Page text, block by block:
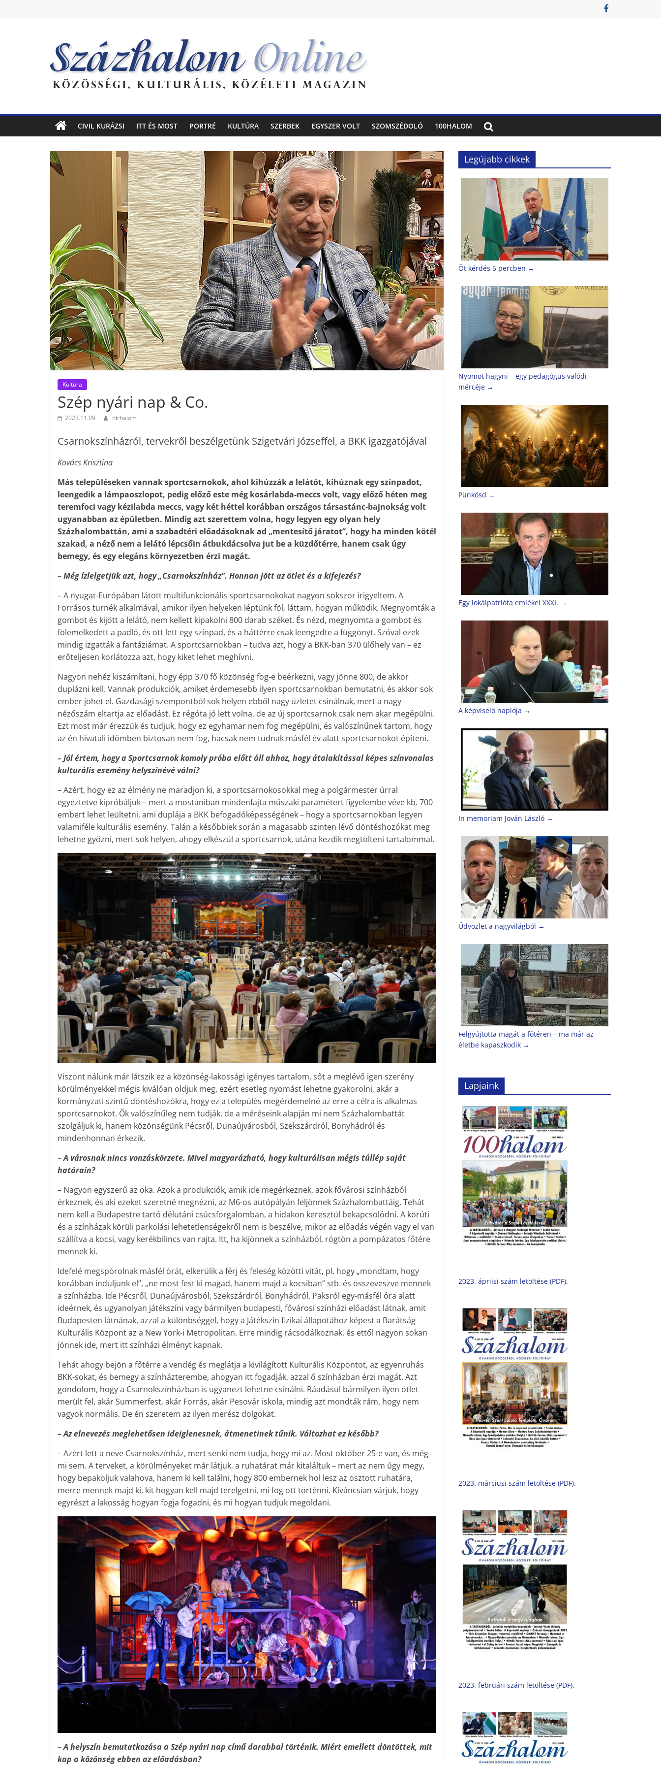
Százhalom
CIVIL KURÁZSI ITT ÉS MOST PORTRÉ KULTÚRA SZERBEK EGYSZER VOLT SZOMSZÉDOLÓ 100HALOM
Kultúra
Szép nyári nap & Co.
2023.11.09. hirhalom
Csarnokszínházról, tervekről beszélgetünk Szigetvári Józseffel, a BKK igazgatójával
Kovács Krisztina
Más településeken vannak sportcsarnokok, ahol kihúzzák a lelátót, kihúznak egy színpadot,
leengedik a lámpaoszlopot, pedig előző este még kosárlabda-meccs volt, vagy előző héten meg
teremfoci vagy kézilabda meccs, vagy két héttel korábban országos társastánc-bajnokság volt
ugyanabban az épületben. Mindig azt szerettem volna, hogy legyen egy olyan hely
Százhalombattán, ami a szabadtéri előadásoknak ad „mentesítő járatot”, hogy ha minden kötél
szakad, a néző nem a lelátó lépcsőin átbukdácsolva jut be a küzdőtérre, hanem csak úgy
bemegy, és egy elegáns környezetben érzi magát.
– Még ízlelgetjük azt, hogy „Csarnokszínház”. Honnan jött az ötlet és a kifejezés?
– A nyugat-Európában látott multifunkcionális sportcsarnokokat nagyon sokszor irigyeltem. A
Forrásos turnék alkalmával, amikor ilyen helyeken léptünk föl, láttam, hogyan működik. Megnyomták a
gombot és kijött a lelátó, nem kellett kipakolni 800 darab széket. És nézd, megnyomta a gombot és
fölemelkedett a padló, és ott lett egy színpad, és a háttérre csak leengedte a függönyt. Szóval ezek
mindig izgatták a fantáziámat. A sportcsarnokban – tudva azt, hogy a BKK-ban 370 ülőhely van – ez
erőteljesen korlátozza azt, hogy kiket lehet meghívni.
Nagyon nehéz kiszámítani, hogy épp 370 fő közönség fog-e beérkezni, vagy jönne 800, de akkor
duplázni kell. Vannak produkciók, amiket érdemesebb ilyen sportcsarnokban bemutatni, és akkor sok
ember jöhet el. Gazdasági szempontból sok helyen ebből nagy üzletet csinálnak, mert a nagy
nézőszám eltartja az előadást. Ez régóta jó lett volna, de az új sportcsarnok csak nem akar megépülni.
Ezt most már érezzük és tudjuk, hogy ez egyhamar nem fog megépülni, és valószínűnek tartom, hogy
az én hivatali időmben biztosan nem fog, hacsak nem tudnak másfél év alatt sportcsarnokot építeni.
– Jól értem, hogy a Sportcsarnok komoly próba előtt áll ahhoz, hogy átalakítással képes színvonalas
kulturális esemény helyszínévé válni?
– Azért, hogy ez az élmény ne maradjon ki, a sportcsarnokosokkal meg a polgármester úrral
egyeztetve kipróbáljuk – mert a mostaniban mindenfajta műszaki paramétert figyelembe véve kb. 700
embert lehet leültetni, ami duplája a BKK befogadóképességének – hogy a sportcsarnokban legyen
valamiféle kulturális esemény. Talán a későbbiek során a magasabb szinten lévő döntéshozókat meg
lehetne győzni, mert sok helyen, ahogy elkészül a sportcsarnok, utána kezdik megtölteni tartalommal.
Viszont nálunk már látszik ez a közönség-lakossági igényes tartalom, sőt a meglévő igen szerény
körülményekkel mégis kiválóan oldjuk meg, ezért esetleg nyomást lehetne gyakorolni, akár a
kormányzati szintű döntéshozókra, hogy ez a település megérdemelné az erre a célra is alkalmas
sportcsarnokot. Ők valószínűleg nem tudják, de a méréseink alapján mi nem Százhalombattát
szolgáljuk ki, hanem közönségünk Pécsről, Dunaújvárosból, Szekszárdról, Bonyhádról és
mindenhonnan érkezik.
– A városnak nincs vonzáskörzete. Mivel magyarázható, hogy kulturálisan mégis túllép saját
határain?
– Nagyon egyszerű az oka. Azok a produkciók, amik ide megérkeznek, azok fővárosi színházból
érkeznek, és aki ezeket szeretné megnézni, az M6-os autópályán feljönnek Százhalombattáig. Tehát
nem kell a Budapestre tartó délutáni csúcsforgalomban, a hidakon keresztül bekapcsolódni. A körúti
és a színházak körüli parkolási lehetetlenségekről nem is beszélve, mikor az előadás végén vagy el van
szállítva a kocsi, vagy kerékbilincs van rajta. Itt, ha kijönnek a színházból, rögtön a pompázatos főtére
mennek ki.
Idefelé megspórolnak másfél órát, elkerülik a férj és feleség közötti vitát, pl. hogy „mondtam, hogy
korábban induljunk el”, „ne most fest ki magad, hanem majd a kocsiban” stb. és összeveszve mennek
a színházba. Ide Pécsről, Dunaújvárosból, Szekszárdról, Bonyhádról, Paksról egy-másfél óra alatt
ideérnek, és ugyanolyan játékszíni vagy bármilyen budapesti, fővárosi színházi előadást látnak, amit
Budapesten látnának, azzal a különbséggel, hogy a Játékszín fizikai állapotához képest a Barátság
Kulturális Központ az a New York-i Metropolitan. Erre mindig rácsodálkoznak, és ettől nagyon sokan
jönnek ide, mert itt színházi élményt kapnak.
Tehát ahogy bejön a főtérre a vendég és meglátja a kivilágított Kulturális Központot, az egyenruhás
BKK-sokat, és bemegy a színházterembe, ahogyan itt fogadják, azzal ő színházban érzi magát. Azt
gondolom, hogy a Csarnokszínházban is ugyanezt lehetne csinálni. Ráadásul bármilyen ilyen ötlet
merült fel, akár Summerfest, akár Forrás, akár Pesovár iskola, mindig azt mondták rám, hogy nem
vagyok normális. De én szeretem az ilyen merész dolgokat.
– Az elnevezés meglehetősen ideiglenesnek, átmenetinek tűnik. Változhat ez később?
– Azért lett a neve Csarnokszínház, mert senki nem tudja, hogy mi az. Most október 25-e van, és még
mi sem. A terveket, a körülményeket már látjuk, a ruhatárat már kitaláltuk – mert az nem úgy megy,
hogy bepakoljuk valahova, hanem ki kell találni, hogy 800 embernek hol lesz az osztott ruhatára,
merre mennek majd ki, kit hogyan kell majd terelgetni, mi fog ott történni. Kíváncsian várjuk, hogy
egyrészt a lakosság hogyan fogja fogadni, és mi hogyan tudjuk megoldani.
– A helyszín bemutatkozása a Szép nyári nap című darabbal történik. Miért emellett döntöttek, mit
kap a közönség ebben az előadásban?
Legújabb cikkek
Öt kérdés 5 percben →
Nyomot hagyni – egy pedagógus valódi
mércéje →
Pünkösd →
Egy lokálpatrióta emlékei XXXI. →
A képviselő naplója →
In memoriam Jován László →
Üdvözlet a nagyvilágból →
Felgyújtotta magát a főtéren – ma már az
életbe kapaszkodik →
Lapjaink
2023. ápriisi szám letöltése (PDF).
2023. márciusi szám letöltése (PDF).
2023. februári szám letöltése (PDF).